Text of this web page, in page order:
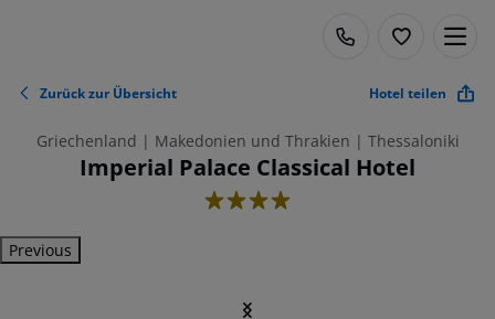
Zurück zur Übersicht Hotel teilen
Griechenland | Makedonien und Thrakien | Thessaloniki
Imperial Palace Classical Hotel
4
Previous